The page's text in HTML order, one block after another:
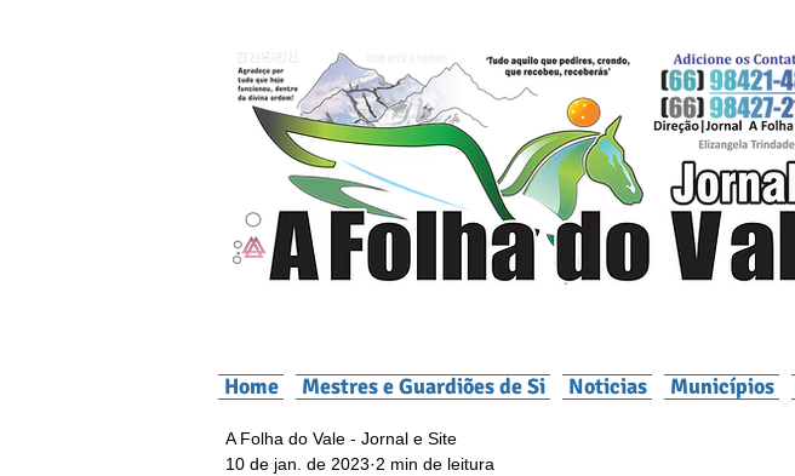
Home Mestres e Guardiões de Si Noticias Municípios
A Folha do Vale - Jornal e Site
10 de jan. de 2023 2 min de leitura